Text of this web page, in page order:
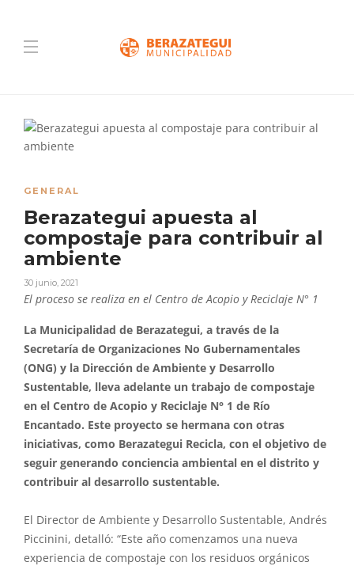
GENERAL
Berazategui apuesta al
compostaje para contribuir al
ambiente
30 junio, 2021
El proceso se realiza en el Centro de Acopio y Reciclaje N° 1
La Municipalidad de Berazategui, a través de la
Secretaría de Organizaciones No Gubernamentales
(ONG) y la Dirección de Ambiente y Desarrollo
Sustentable, lleva adelante un trabajo de compostaje
en el Centro de Acopio y Reciclaje N° 1 de Río
Encantado. Este proyecto se hermana con otras
iniciativas, como Berazategui Recicla, con el objetivo de
seguir generando conciencia ambiental en el distrito y
contribuir al desarrollo sustentable.
El Director de Ambiente y Desarrollo Sustentable, Andrés
Piccinini, detalló: “Este año comenzamos una nueva
experiencia de compostaje con los residuos orgánicos